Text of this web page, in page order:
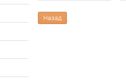
Назад